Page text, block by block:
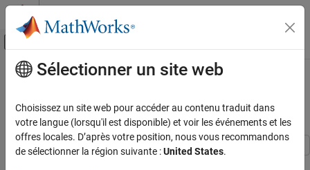
Passer au contenu
Activer/désactiver l'affichage du menu
Accueil de la documentation
Embedded Coder
Architecture and Component Design
Contenu principal
Single-Rate Modeling (Bare Board,
No OS)
Sélectionner un site web
Choisissez un site web pour accéder au contenu traduit dans
votre langue (lorsqu'il est disponible) et voir les événements et les
offres locales. D’après votre position, nous vous recommandons
de sélectionner la région suivante :United States.